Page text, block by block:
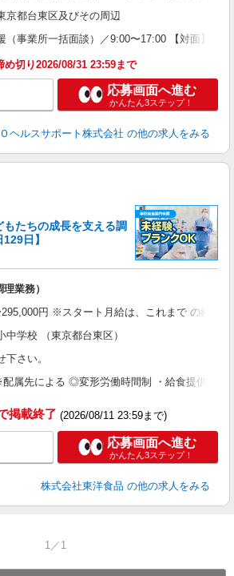
京都台東区及びその周辺
（事業所一括面談）／9:00〜17:00 【対面】
め切り2026/08/31 23:59まで
応募画面へ進む
かんたん3ステップ！
ヘルスサポート株式会社 の他の求人をみる
たちの成長を支える調
日】
業務）
295,000円 ※スタート月給は、これまで の経験
中学校 （東京都台東区）
さい。
属先による ◎変形労働時間制 ・給食提供日は
掲載終了 (2026/08/11 23:59まで)
応募画面へ進む
かんたん3ステップ！
株式会社東洋食品 の他の求人をみる
1／1